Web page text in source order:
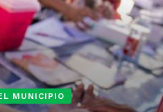
MUNICIPIO